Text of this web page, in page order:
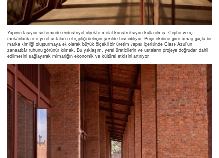
Yapının taşıyıcı sisteminde endüstriyel ölçekte metal konstrüksiyon kullanılmış. Cephe ve iç
mekânlarda ise yerel ustaların el işçiliği belirgin şekilde hissediliyor. Proje ekibine göre amaç güçlü bir
marka kimliği oluşturmaya ek olarak büyük ölçekli bir üretim yapısı içerisinde Clase Azul’un
zanaatkâr ruhunu görünür kılmak. Bu yaklaşım, yerel üreticilerin ve ustaların projeye doğrudan dahil
edilmesini sağlayarak mimarlığın ekonomik ve kültürel etkisini artırıyor.